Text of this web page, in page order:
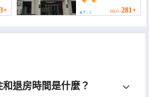
4.7/ 5 HKD 281+
退房時間是什麼？